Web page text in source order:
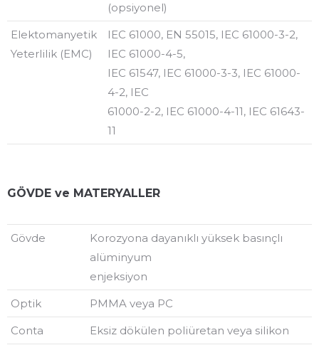
(opsiyonel)
Elektomanyetik
Yeterlilik (EMC)
IEC 61000, EN 55015, IEC 61000-3-2,
IEC 61000-4-5,
IEC 61547, IEC 61000-3-3, IEC 61000-
4-2, IEC
61000-2-2, IEC 61000-4-11, IEC 61643-
11
GÖVDE ve MATERYALLER
Gövde
Korozyona dayanıklı yüksek basınçlı
alüminyum
enjeksiyon
Optik
PMMA veya PC
Conta
Eksiz dökülen poliüretan veya silikon